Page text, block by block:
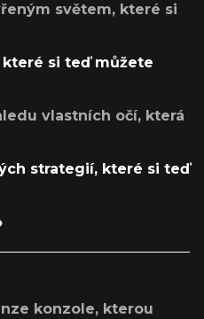
světem, které si
si teď můžete
vlastních očí, která
strategií, které si teď
konzole, kterou